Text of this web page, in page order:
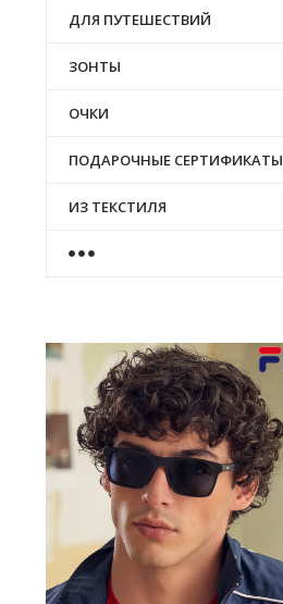
ДЛЯ ПУТЕШЕСТВИЙ
ЗОНТЫ
ОЧКИ
ПОДАРОЧНЫЕ СЕРТИФИКАТЫ
ИЗ ТЕКСТИЛЯ